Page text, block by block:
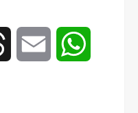
Threads Email